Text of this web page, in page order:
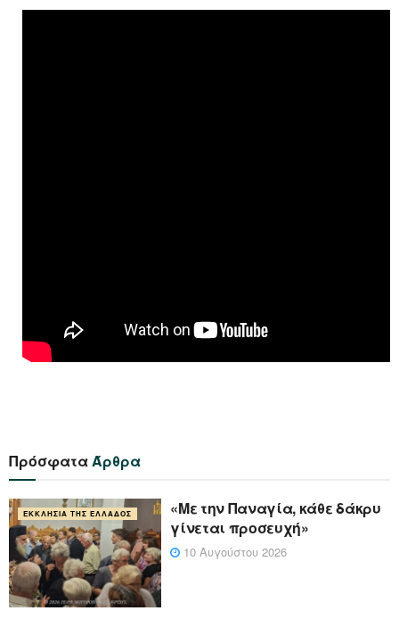
ΠρόσφαταΆρθρα
ΕΚΚΛΗΣΊΑ ΤΗΣ ΕΛΛΆΔΟΣ
«Με την Παναγία, κάθε δάκρυ
γίνεται προσευχή»
10 Αυγούστου 2026